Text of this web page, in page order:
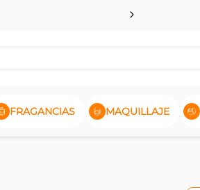
FRAGANCIAS MAQUILLAJE